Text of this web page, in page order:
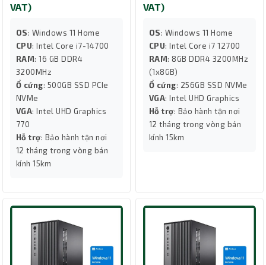
VAT)
OS: Windows 11 Home
CPU: Intel Core i7-14700
RAM: 16 GB DDR4
3200MHz
Ổ cứng: 500GB SSD PCIe
NVMe
VGA: Intel UHD Graphics
770
Hỗ trợ: Bảo hành tận nơi
12 tháng trong vòng bán
kính 15km
VAT)
OS: Windows 11 Home
CPU: Intel Core i7 12700
RAM: 8GB DDR4 3200MHz
(1x8GB)
Ổ cứng: 256GB SSD NVMe
VGA: Intel UHD Graphics
Hỗ trợ: Bảo hành tận nơi
12 tháng trong vòng bán
kính 15km